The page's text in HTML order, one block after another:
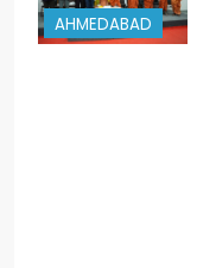
AHMEDABAD